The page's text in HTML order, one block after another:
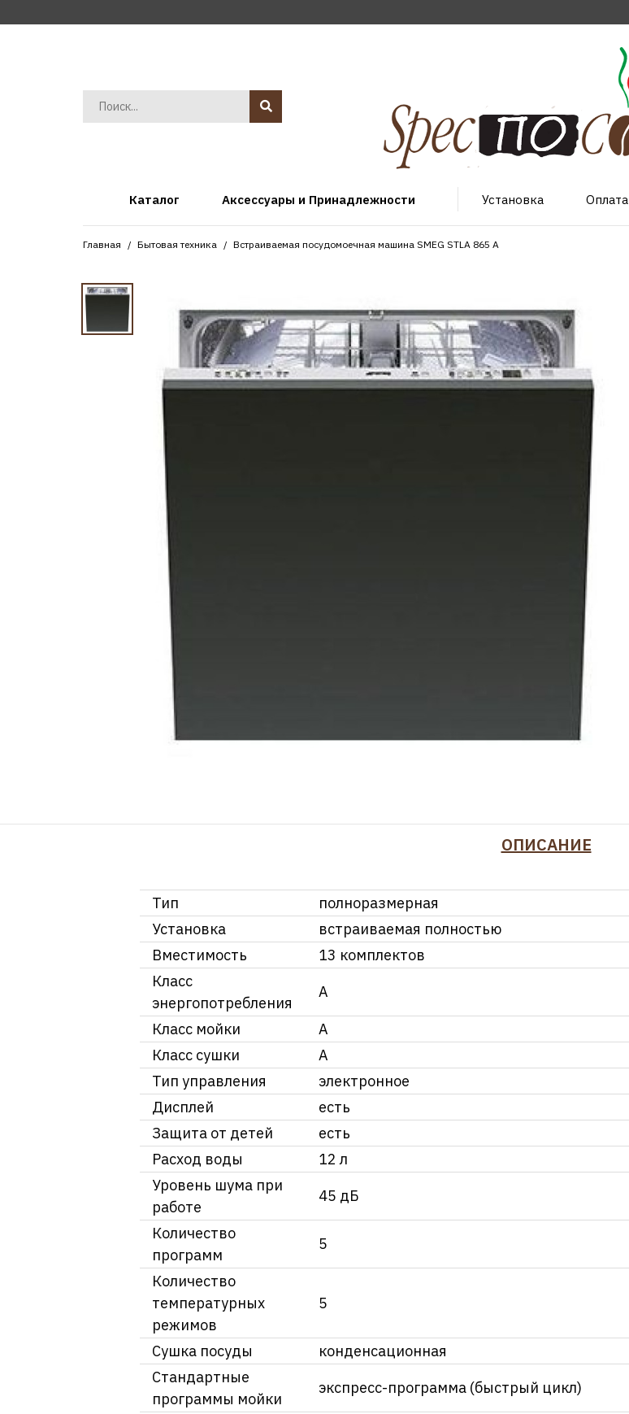
Каталог Аксессуары и Принадлежности Установка Оплата
Главная Бытовая техника Встраиваемая посудомоечная машина SMEG STLA 865 A
ОПИСАНИЕ
Тип
полноразмерная
Установка
встраиваемая полностью
Вместимость
13 комплектов
Класс
энергопотребления
A
Класс мойки
A
Класс сушки
A
Тип управления
электронное
Дисплей
есть
Защита от детей
есть
Расход воды
12 л
Уровень шума при
работе
45 дБ
Количество
программ
5
Количество
температурных
режимов
5
Сушка посуды
конденсационная
Стандартные
программы мойки
экспресс-программа (быстрый цикл)